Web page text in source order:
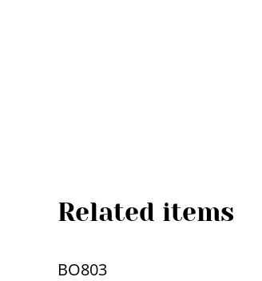
Related items
BO803